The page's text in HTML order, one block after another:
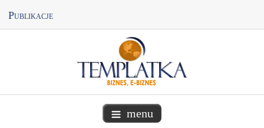
Publikacje
menu